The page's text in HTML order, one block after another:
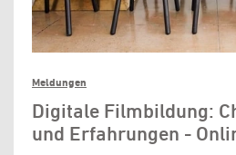
Meldungen
Digitale Filmbildung:
und Erfahrungen -